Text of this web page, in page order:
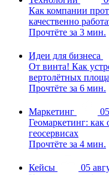
Как компании
качественно
Прочтёте за 3 мин.
Идеи для бизнеса
От винта! Как
вертолётных
Прочтёте за 6 мин.
Маркетинг
Геомаркетинг: как
геосервисах
Прочтёте за 4 мин.
Кейсы
05